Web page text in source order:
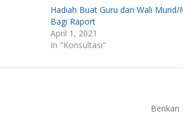
Hadiah Buat Guru dari Wali Murid/
Bagi Raport
April 1, 2021
In "Konsultasi"
Next
Berikan